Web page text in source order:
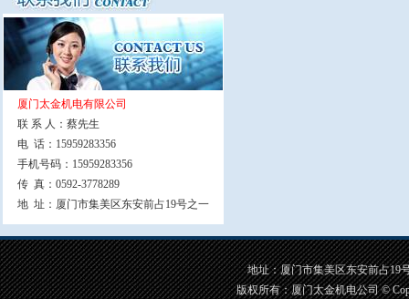
厦门太金机电有限公司
联 系 人：蔡先生
电 话：15959283356
手机号码：15959283356
传 真：0592-3778289
地 址：厦门市集美区东安前占19号之一
地址：厦门市集美区东安前占19
版权所有：厦门太金机电公司 ©